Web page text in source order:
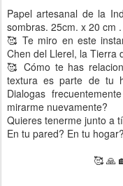
Papel artesanal de la
sombras. 25cm. x 20 cm .
🥰 Te miro en este
Chen del Llerel, la Tierra
🥰 Cómo te has
textura es parte de tu
Dialogas
mirarme nuevamente?
Quieres tenerme junto a
En tu pared? En tu
🥰 🙏 🏡